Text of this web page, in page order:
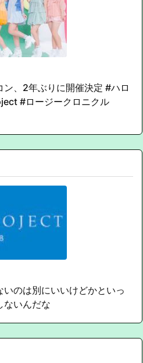
ン、2年ぶりに開催決定 #ハロ
#ロージークロニクル
のは別にいいけどかといっ
ないんだな